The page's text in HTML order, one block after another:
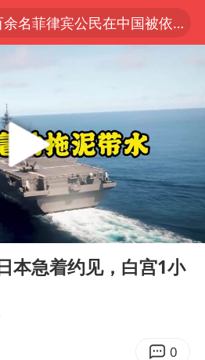
百余名菲律宾公民在中国被依法处理
交部：藏南地区是中国领土
花奖完整获奖名单公布
伦比亚强震已致超20人死亡
独闯南太行失联女子遗体已找到
伦比亚发生7.5级地震
湾不是国家不存在“国格”
高铁双人座被免票儿童挤成3人座
09:16
本急着约见，白宫1小
0